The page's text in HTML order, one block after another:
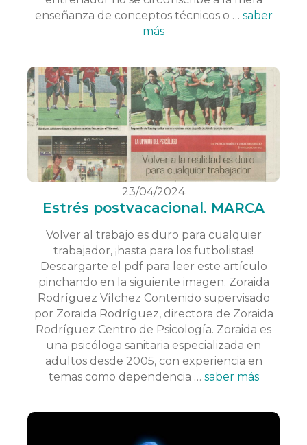
enseñanza de conceptos técnicos o … saber
más
23/04/2024
Estrés postvacacional. MARCA
Volver al trabajo es duro para cualquier
trabajador, ¡hasta para los futbolistas!
Descargarte el pdf para leer este artículo
pinchando en la siguiente imagen. Zoraida
Rodríguez Vílchez Contenido supervisado
por Zoraida Rodríguez, directora de Zoraida
Rodríguez Centro de Psicología. Zoraida es
una psicóloga sanitaria especializada en
adultos desde 2005, con experiencia en
temas como dependencia … saber más